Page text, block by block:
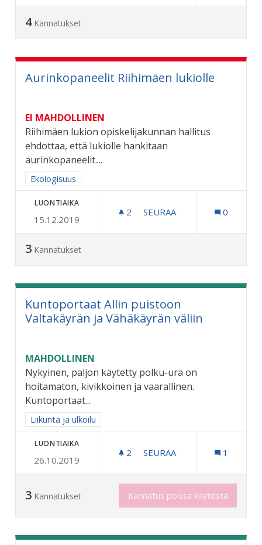
4 Kannatukset
Aurinkopaneelit Riihimäen lukiolle
EI MAHDOLLINEN
Riihimäen lukion opiskelijakunnan hallitus
ehdottaa, että lukiolle hankitaan
aurinkopaneelit....
Rajaa tulokset aihepiirin mukaan: Ekologisuus
Ekologisuus
LUONTIAIKA
15.12.2019
2 2 SEURAAJAA
SEURAA 0
3 Kannatukset
Kuntoportaat Allin puistoon
Valtakäyrän ja Vähäkäyrän väliin
MAHDOLLINEN
Nykyinen, paljon käytetty polku-ura on
hoitamaton, kivikkoinen ja vaarallinen.
Kuntoportaat...
Rajaa tulokset aihepiirin mukaan: Liikunta ja ulkoilu
Liikunta ja ulkoilu
LUONTIAIKA
26.10.2019
2 2 SEURAAJAA
SEURAA 1
3 Kannatukset Kannatus poissa käytöstä